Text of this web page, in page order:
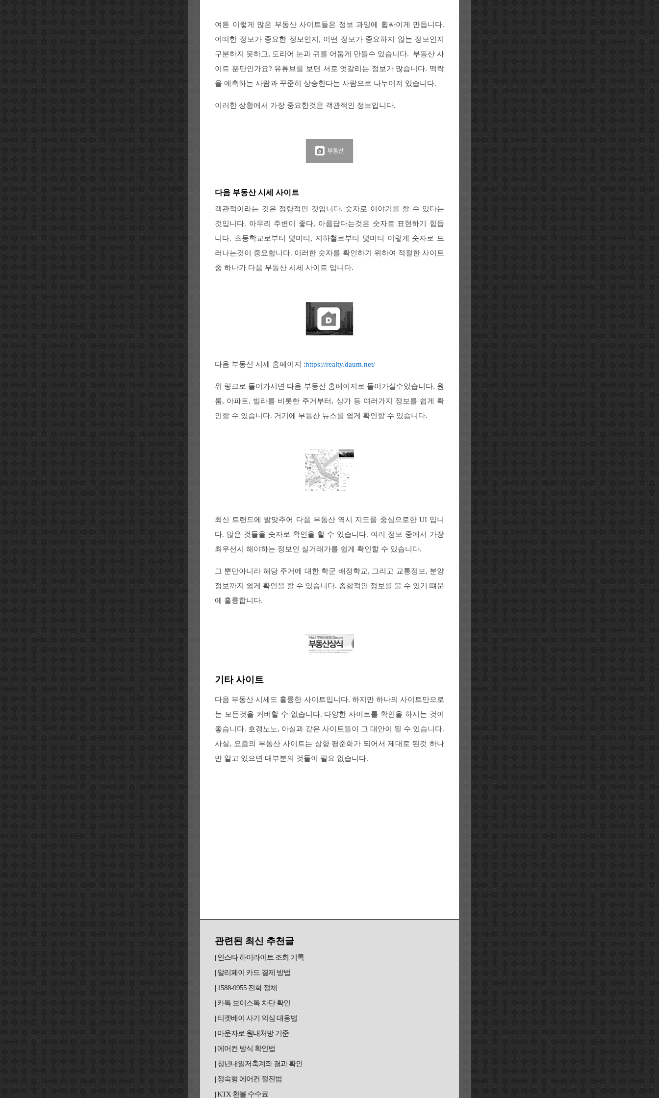
여튼 이렇게 많은 부동산 사이트들은 정보 과잉에 휩싸이게 만듭니다.
어떠한 정보가 중요한 정보인지, 어떤 정보가 중요하지 않는 정보인지
구분하지 못하고, 도리어 눈과 귀를 어둡게 만들수 있습니다. 부동산 사
이트 뿐만인가요? 유튜브를 보면 서로 엇갈리는 정보가 많습니다. 떡락
을 예측하는 사람과 꾸준히 상승한다는 사람으로 나누어져 있습니다.
이러한 상황에서 가장 중요한것은 객관적인 정보입니다.
다음 부동산 시세 사이트
객관적이라는 것은 정량적인 것입니다. 숫자로 이야기를 할 수 있다는
것입니다. 아무리 주변이 좋다, 아름답다는것은 숫자로 표현하기 힘듭
니다. 초등학교로부터 몇미터, 지하철로부터 몇미터 이렇게 숫자로 드
러나는것이 중요합니다. 이러한 숫자를 확인하기 위하여 적절한 사이트
중 하나가 다음 부동산 시세 사이트 입니다.
다음 부동산 시세 홈페이지 :https://realty.daum.net/
위 링크로 들어가시면 다음 부동산 홈페이지로 들어가실수있습니다. 원
룸, 아파트, 빌라를 비롯한 주거부터, 상가 등 여러가지 정보를 쉽게 확
인할 수 있습니다. 거기에 부동산 뉴스를 쉽게 확인할 수 있습니다.
최신 트랜드에 발맞추어 다음 부동산 역시 지도를 중심으로한 UI 입니
다. 많은 것들을 숫자로 확인을 할 수 있습니다. 여러 정보 중에서 가장
최우선시 해야하는 정보인 실거래가를 쉽게 확인할 수 있습니다.
그 뿐만아니라 해당 주거에 대한 학군 배정학교, 그리고 교통정보, 분양
정보까지 쉽게 확인을 할 수 있습니다. 종합적인 정보를 볼 수 있기 떄문
에 훌륭합니다.
기타 사이트
다음 부동산 시세도 훌륭한 사이트입니다. 하지만 하나의 사이트만으로
는 모든것을 커버할 수 없습니다. 다양한 사이트를 확인을 하시는 것이
좋습니다. 호갱노노, 아실과 같은 사이트들이 그 대안이 될 수 있습니다.
사실, 요즘의 부동산 사이트는 상향 평준화가 되어서 제대로 된것 하나
만 알고 있으면 대부분의 것들이 필요 없습니다.
관련된 최신 추천글
인스타 하이라이트 조회 기록
알리페이 카드 결제 방법
1588-9955 전화 정체
카톡 보이스톡 차단 확인
티켓베이 사기 의심 대응법
마운자로 원내처방 기준
에어컨 방식 확인법
청년내일저축계좌 결과 확인
정속형 에어컨 절전법
KTX 환불 수수료